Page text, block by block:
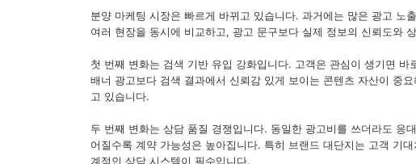
분양 마케팅 시장은 빠르게 바뀌고 있습니다. 과거에는 많은 광고 노
여러 현장을 동시에 비교하고, 광고 문구보다 실제 정보의 신뢰도와
첫 번째 변화는 검색 기반 유입 강화입니다. 고객은 관심이 생기면
배너 광고보다 검색 결과에서 신뢰감 있게 보이는 콘텐츠 자산이 중
고 있습니다.
두 번째 변화는 상담 품질 경쟁입니다. 동일한 광고비를 쓰더라도
어질수록 계약 가능성은 높아집니다. 특히 브랜드 대단지는 고객 기
계적인 상담 시스템이 필수입니다.